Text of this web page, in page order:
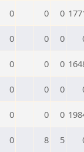
0 0 0
0 0 0
0 0 0
0 0 0
0 0 0
0 8 5